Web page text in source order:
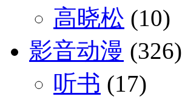
高晓松 (10)
影音动漫 (326)
听书 (17)